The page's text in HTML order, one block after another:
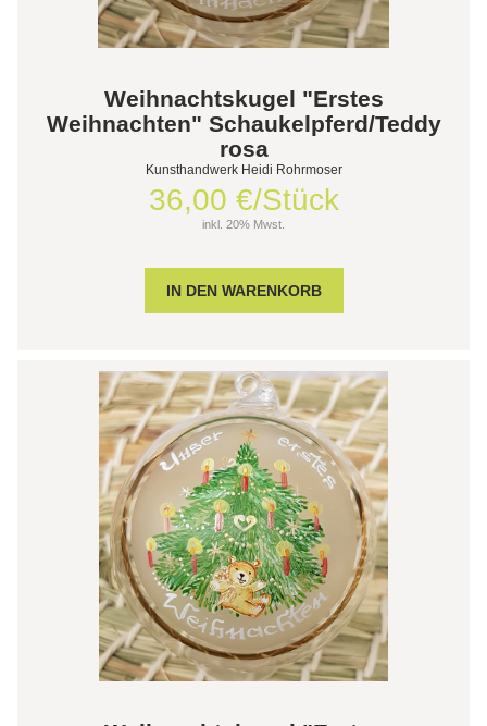
Weihnachtskugel "Erstes
Weihnachten" Schaukelpferd/Teddy
rosa
Kunsthandwerk Heidi Rohrmoser
36,00 €/Stück
inkl. 20% Mwst.